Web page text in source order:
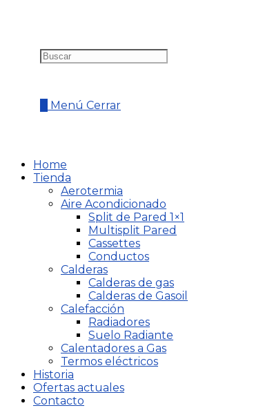
Menú Cerrar
Home
Tienda
Aerotermia
Aire Acondicionado
Split de Pared 1×1
Multisplit Pared
Cassettes
Conductos
Calderas
Calderas de gas
Calderas de Gasoil
Calefacción
Radiadores
Suelo Radiante
Calentadores a Gas
Termos eléctricos
Historia
Ofertas actuales
Contacto